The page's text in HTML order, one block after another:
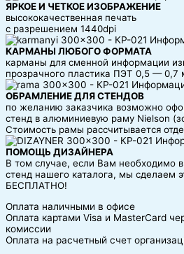
ЯРКОЕ И ЧЕТКОЕ ИЗОБРАЖЕНИЕ
высококачественная печать
с разрешением 1440dpi
КАРМАНЫ ЛЮБОГО ФОРМАТА
карманы для сменной информации
прозрачного пластика ПЭТ 0,5 — 0,7
ОБРАМЛЕНИЕ ДЛЯ СТЕНДОВ
по желанию заказчика возможно
стенд в алюминиевую раму Nielson
Стоимость рамы рассчитывается
ПОМОЩЬ ДИЗАЙНЕРА
В том случае, если Вам необходимо
стенд нашего каталога, мы сделаем
БЕСПЛАТНО!
Оплата наличными в офисе
Оплата картами Visa и MasterCard
комиссии
Оплата на расчетный счет